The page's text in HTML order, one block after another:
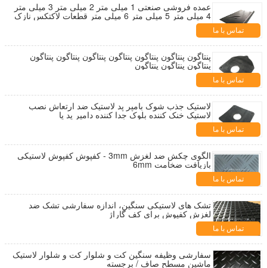
عمده فروشی صنعتی 1 میلی متر 2 میلی متر 3 میلی متر
4 میلی متر 5 میلی متر 6 میلی متر قطعات لاکتکس نازک
سیاه تماس با ما
پنتاگون پنتاگون پنتاگون پنتاگون پنتاگون پنتاگون پنتاگون
پنتاگون پنتاگون پنتاگون
تماس با ما
لاستیک جذب شوک بامپر پد لاستیک ضد ارتعاش نصب
لاستیک خنک کننده بلوک جدا کننده دامپر پد پا
تماس با ما
الگوی چکش ضد لغزش 3mm - کفپوش کفپوش لاستیکی
بازیافت ضخامت 6mm
تماس با ما
تشک های لاستیکی سنگین، اندازه سفارشی تشک ضد
لغزش کفپوش برای کف گاراژ
تماس با ما
سفارشی وظیفه سنگین کت و شلوار کت و شلوار لاستیک
ماشین مسطح صاف / برجسته